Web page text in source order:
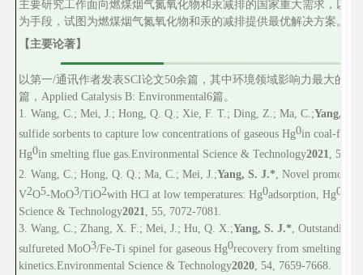
主要研究工作面向燃煤烟气氮氧化物和汞减排的国家重大需求，以
为手段，试图为燃煤烟气氮氧化物和汞的减排提供最优解决方案。
【主要论著】
以第一/通讯作者发表SCI论文50余篇，其中环境领域影响力最大的期
篇， Applied Catalysis B: Environmental6篇。
1. Wang , C.; Mei, J.; Hong, Q. Q.; Xie, F. T.; Ding, Z.; Ma, C.;Yang, S.
sulfide sorbents to capture low concentrations of gaseous Hg0in coal-fired
Hg0in smelting flue gas. Environmental Science & Technology2021
, 55,
2 . Wang, C.; Hong, Q. Q.; Ma, C.; Mei, J.;Yang, S. J.* , Novel
V2O5-MoO3/TiO2with HCl at low temperatures: Hg0adsorption, Hg0
Science & Technology2021
, 55, 7072-7081.
3. Wang, C.; Zhang, X. F.; Mei, J.; Hu, Q. X.;Yang, S. J.* , Outstanding
sulfureted MoO3/Fe-Ti spinel for gaseous Hg0recovery from smelting
kinetics. Environmental Science & Technology2020 , 54, 7659-7668.